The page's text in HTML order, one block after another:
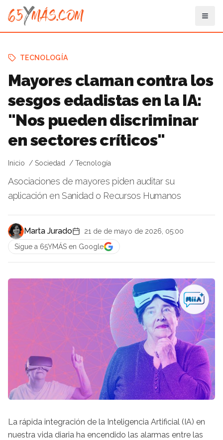
TECNOLOGÍA
Mayores claman contra los
sesgos edadistas en la IA:
"Nos pueden discriminar
en sectores críticos"
Inicio Sociedad Tecnología
Asociaciones de mayores piden auditar su
aplicación en Sanidad o Recursos Humanos
Marta Jurado
21 de de mayo de 2026, 05:00
Sigue a 65YMÁS en Google
La rápida integración de la Inteligencia Artificial (IA) en
nuestra vida diaria ha encendido las alarmas entre las